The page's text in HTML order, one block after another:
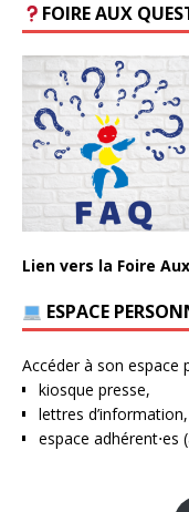
FOIRE AUX
Lien vers la Foire
ESPACE
Accéder à son espace
kiosque presse,
lettres d’information,
espace adhérent⋅es